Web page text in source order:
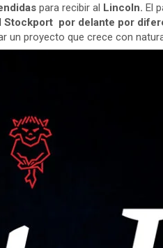
para recibir al Lincoln. El
Stockport por delante por
un proyecto que crece con